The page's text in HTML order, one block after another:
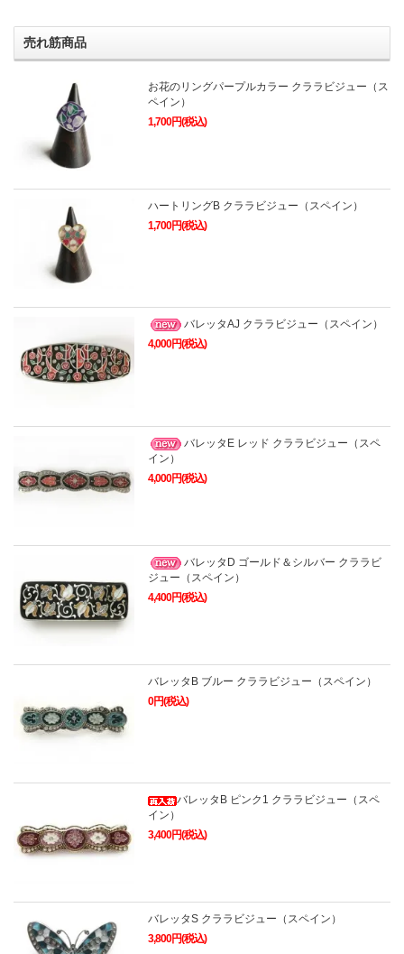
売れ筋商品
お花のリングパープルカラー クララビジュー（ス
ペイン）
1,700円(税込)
ハートリングB クララビジュー（スペイン）
1,700円(税込)
バレッタAJ クララビジュー（スペイン）
4,000円(税込)
バレッタE レッド クララビジュー（スペ
イン）
4,000円(税込)
バレッタD ゴールド＆シルバー クララビ
ジュー（スペイン）
4,400円(税込)
バレッタB ブルー クララビジュー（スペイン）
0円(税込)
バレッタB ピンク1 クララビジュー（スペ
イン）
3,400円(税込)
バレッタS クララビジュー（スペイン）
3,800円(税込)